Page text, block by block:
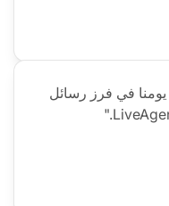
أننا سننفق 90% من يومنا في فرز رسائل